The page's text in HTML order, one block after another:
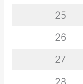
25
26
27